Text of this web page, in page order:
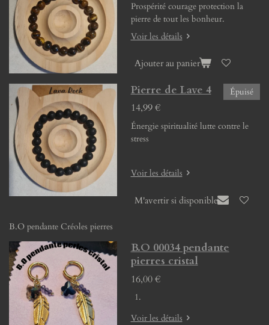
Prospérité courage protection la
pierre de tout les bonheur.
Voir les détails
Ajouter au panier
Épuisé
Pierre de Lave 4
14,99 €
Énergie spiritualité lutte contre le
stress
Voir les détails
M'avertir si disponible
B.O pendante Créoles pierres
B.O 00034 pendante
pierres cristal
16,00 €
Voir les détails